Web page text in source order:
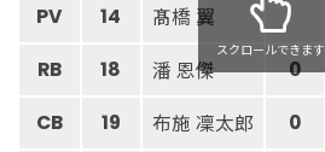
PV 14 髙橋 翼
RB 18 潘 恩傑 0
CB 19 布施 凜太郎 0
スクロールできます